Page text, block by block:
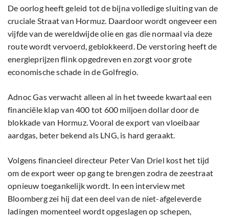
De oorlog heeft geleid tot de bijna volledige sluiting van de
cruciale Straat van Hormuz. Daardoor wordt ongeveer een
vijfde van de wereldwijde olie en gas die normaal via deze
route wordt vervoerd, geblokkeerd. De verstoring heeft de
energieprijzen flink opgedreven en zorgt voor grote
economische schade in de Golfregio.
Adnoc Gas verwacht alleen al in het tweede kwartaal een
financiële klap van 400 tot 600 miljoen dollar door de
blokkade van Hormuz. Vooral de export van vloeibaar
aardgas, beter bekend als LNG, is hard geraakt.
Volgens financieel directeur Peter Van Driel kost het tijd
om de export weer op gang te brengen zodra de zeestraat
opnieuw toegankelijk wordt. In een interview met
Bloomberg zei hij dat een deel van de niet-afgeleverde
ladingen momenteel wordt opgeslagen op schepen,